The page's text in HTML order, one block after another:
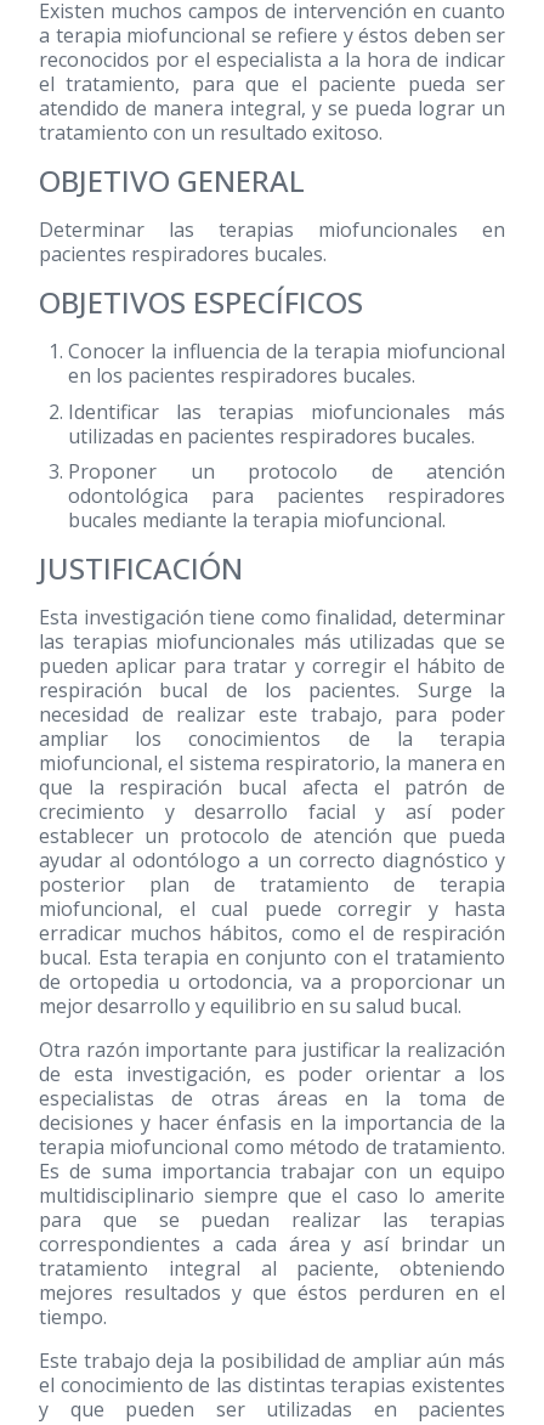
Existen muchos campos de intervención en cuanto
a terapia miofuncional se refiere y éstos deben ser
reconocidos por el especialista a la hora de indicar
el tratamiento, para que el paciente pueda ser
atendido de manera integral, y se pueda lograr un
tratamiento con un resultado exitoso.
OBJETIVO GENERAL
Determinar las terapias miofuncionales en
pacientes respiradores bucales.
OBJETIVOS ESPECÍFICOS
Conocer la influencia de la terapia miofuncional
en los pacientes respiradores bucales.
Identificar las terapias miofuncionales más
utilizadas en pacientes respiradores bucales.
Proponer un protocolo de atención
odontológica para pacientes respiradores
bucales mediante la terapia miofuncional.
JUSTIFICACIÓN
Esta investigación tiene como finalidad, determinar
las terapias miofuncionales más utilizadas que se
pueden aplicar para tratar y corregir el hábito de
respiración bucal de los pacientes. Surge la
necesidad de realizar este trabajo, para poder
ampliar los conocimientos de la terapia
miofuncional, el sistema respiratorio, la manera en
que la respiración bucal afecta el patrón de
crecimiento y desarrollo facial y así poder
establecer un protocolo de atención que pueda
ayudar al odontólogo a un correcto diagnóstico y
posterior plan de tratamiento de terapia
miofuncional, el cual puede corregir y hasta
erradicar muchos hábitos, como el de respiración
bucal. Esta terapia en conjunto con el tratamiento
de ortopedia u ortodoncia, va a proporcionar un
mejor desarrollo y equilibrio en su salud bucal.
Otra razón importante para justificar la realización
de esta investigación, es poder orientar a los
especialistas de otras áreas en la toma de
decisiones y hacer énfasis en la importancia de la
terapia miofuncional como método de tratamiento.
Es de suma importancia trabajar con un equipo
multidisciplinario siempre que el caso lo amerite
para que se puedan realizar las terapias
correspondientes a cada área y así brindar un
tratamiento integral al paciente, obteniendo
mejores resultados y que éstos perduren en el
tiempo.
Este trabajo deja la posibilidad de ampliar aún más
el conocimiento de las distintas terapias existentes
y que pueden ser utilizadas en pacientes